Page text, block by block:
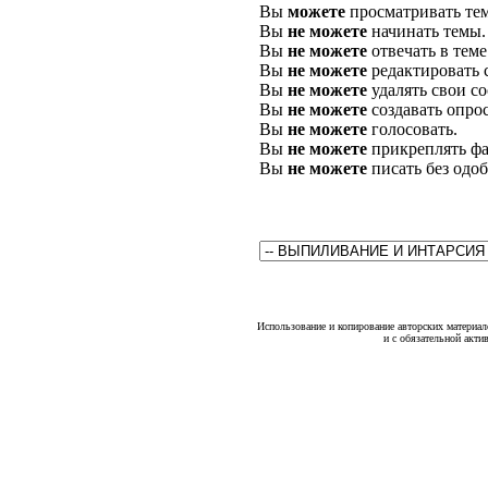
Вы можете просматривать
Вы не можете начинать темы.
Вы не можете отвечать в
Вы не можете
Вы не можете удалять свои
Вы не можете создавать
Вы не можете голосовать.
Вы не можете прикреплять
Вы не можете писать без
Использование и копирование авторских
и с обязательной